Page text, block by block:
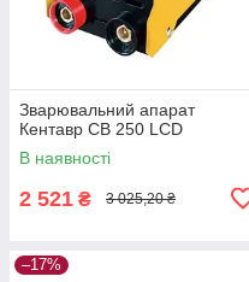
Зварювальний апарат
Кентавр СВ 250 LCD
В наявності
2 521 ₴ 3 025,20 ₴
–17%